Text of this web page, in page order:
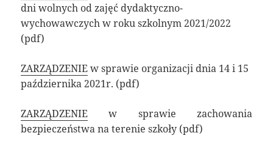
dni wolnych od zajęć dydaktyczno-
wychowawczych w roku szkolnym 2021/2022
(pdf)
ZARZĄDZENIEw sprawie organizacji dnia 14 i 15
października 2021r. (pdf)
ZARZĄDZENIE w sprawie zachowania
bezpieczeństwa na terenie szkoły (pdf)